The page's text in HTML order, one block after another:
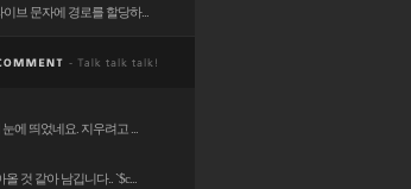
브 문자에 경로를 할당하...
에 띄었네요. 지우려고 ...
것 같아 남깁니다.. `$c...